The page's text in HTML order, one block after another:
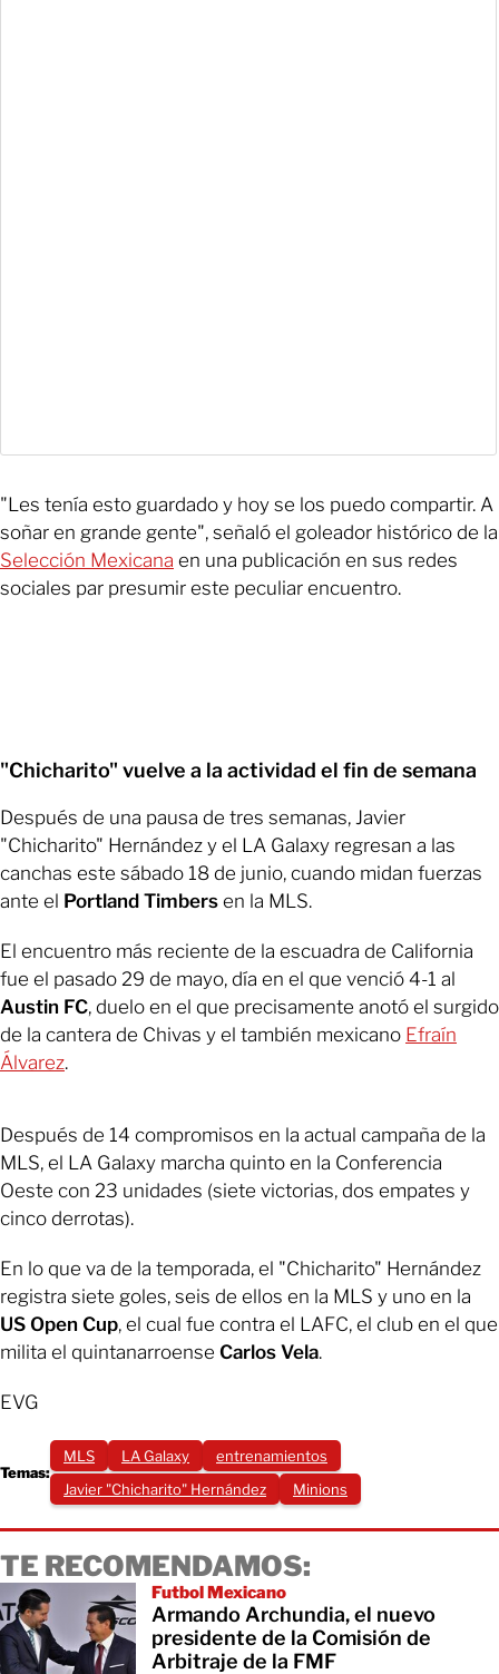
"Les tenía esto guardado y hoy se los puedo compartir. A
soñar en grande gente", señaló el goleador histórico de la
Selección Mexicana en una publicación en sus redes
sociales par presumir este peculiar encuentro.
"Chicharito" vuelve a la actividad el fin de semana
Después de una pausa de tres semanas, Javier
"Chicharito" Hernández y el LA Galaxy regresan a las
canchas este sábado 18 de junio, cuando midan fuerzas
ante el Portland Timbers en la MLS.
El encuentro más reciente de la escuadra de California
fue el pasado 29 de mayo, día en el que venció 4-1 al
Austin FC, duelo en el que precisamente anotó el surgido
de la cantera de Chivas y el también mexicano Efraín
Álvarez.
Después de 14 compromisos en la actual campaña de la
MLS, el LA Galaxy marcha quinto en la Conferencia
Oeste con 23 unidades (siete victorias, dos empates y
cinco derrotas).
En lo que va de la temporada, el "Chicharito" Hernández
registra siete goles, seis de ellos en la MLS y uno en la
US Open Cup, el cual fue contra el LAFC, el club en el que
milita el quintanarroense Carlos Vela.
EVG
Temas:
MLS LA Galaxy
entrenamientos
Javier "Chicharito" Hernández
Minions
TE RECOMENDAMOS:
Futbol Mexicano
Armando Archundia, el nuevo
presidente de la Comisión de
Arbitraje de la FMF